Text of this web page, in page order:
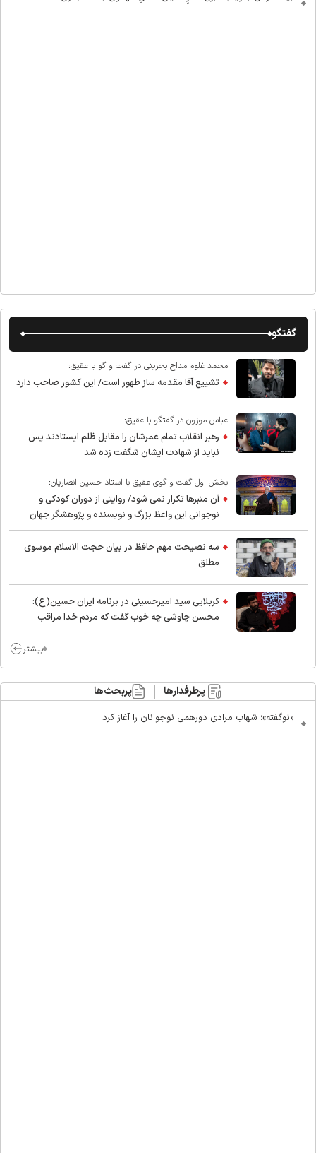
گفتگو
محمد غلوم مداح بحرینی در گفت و گو با عقیق:
تشییع آقا مقدمه ساز ظهور است/ این کشور صاحب دارد
عباس موزون در گفتگو با عقیق:
رهبر انقلاب تمام عمرشان را مقابل ظلم ایستادند پس
نباید از شهادت ایشان شگفت زده شد
بخش اول گفت و گوی عقیق با استاد حسین انصاریان:
آن منبرها تکرار نمی شود/ روایتی از دوران کودکی و
نوجوانی این واعظ بزرگ و نویسنده و پژوهشگر جهان
اسلام
سه نصیحت مهم حافظ در بیان حجت الاسلام موسوی
مطلق
کربلایی سید امیر‌حسینی در برنامه ایران حسین(ع):
محسن چاوشی چه خوب گفت که مردم خدا مراقب
بیشتر
پرطرفدارها پربحث‌ها
«نوگفته»؛ شهاب مرادی دورهمی نوجوانان را آغاز کرد